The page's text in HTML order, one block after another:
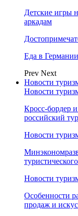
Детские игры
аркадам
Еда в
Prev Next
Новости
Новости
Кросс-бордер
российский
Новости
Новости
Особенности
продаж и